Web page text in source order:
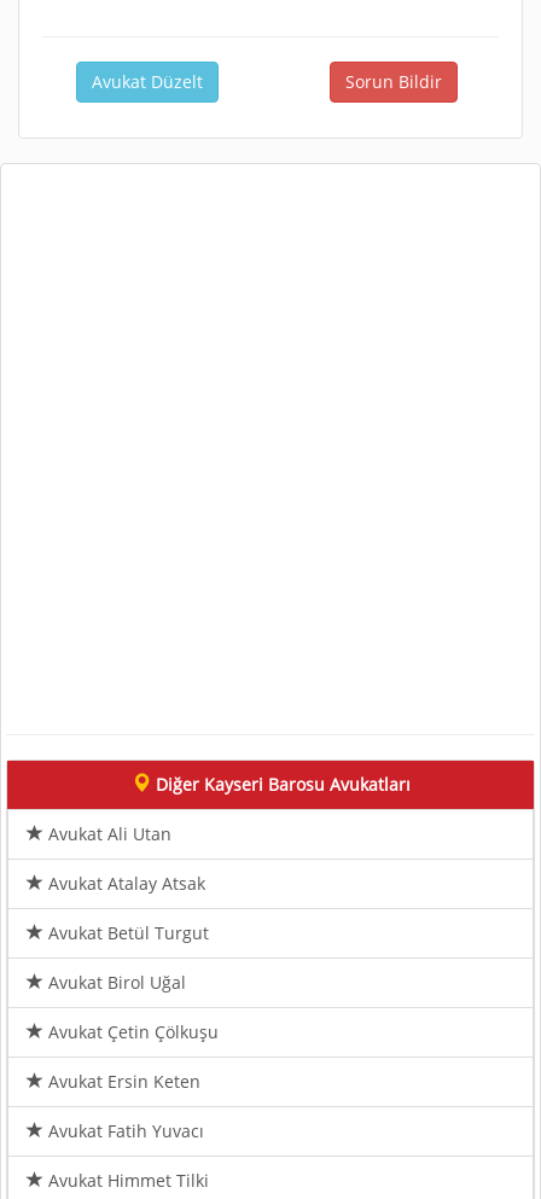
Avukat Düzelt Sorun Bildir
Diğer Kayseri Barosu Avukatları
Avukat Ali Utan
Avukat Atalay Atsak
Avukat Betül Turgut
Avukat Birol Uğal
Avukat Çetin Çölkuşu
Avukat Ersin Keten
Avukat Fatih Yuvacı
Avukat Himmet Tilki